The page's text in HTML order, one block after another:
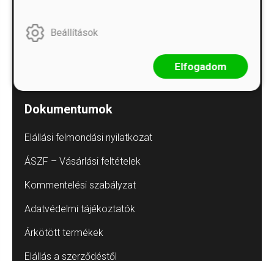
Minden kérdést megválaszolunk!
Dokumentumok
Elállási felmondási nyilatkozat
ÁSZF – Vásárlási feltételek
Kommentelési szabályzat
Adatvédelmi tájékoztatók
Árkötött termékek
Elállás a szerződéstől
Beállítások
Elfogadom